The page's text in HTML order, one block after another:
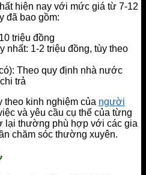
hiện nay với mức giá từ 7-12
đã bao gồm:
triệu đồng
nhất: 1-2 triệu đồng, tùy theo
Theo quy định nhà nước
trả
theo kinh nghiệm của người
và yêu cầu cụ thể của từng
lại thường phù hợp với các gia
chăm sóc thường xuyên.